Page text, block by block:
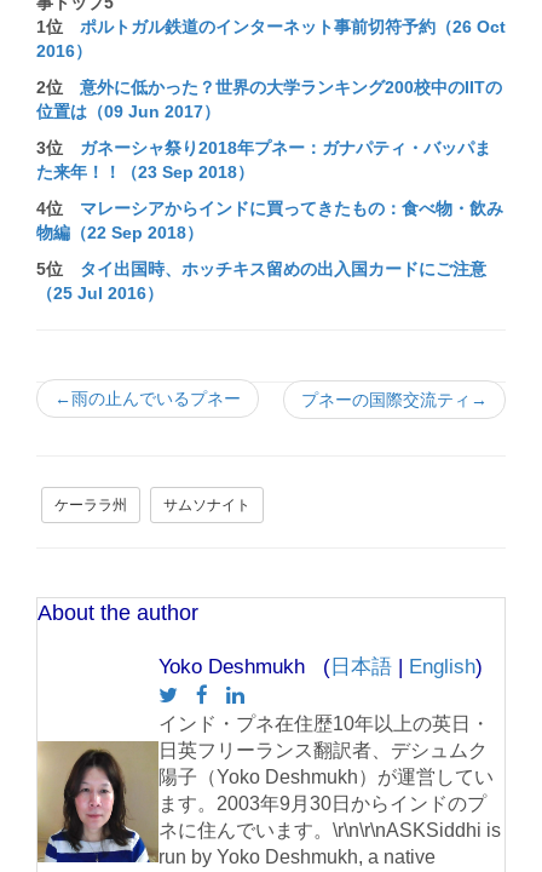
1位 ポルトガル鉄道のインターネット事前切符予約（26 Oct
2016）
2位 意外に低かった？世界の大学ランキング200校中のIITの
位置は（09 Jun 2017）
3位 ガネーシャ祭り2018年プネー：ガナパティ・バッパま
た来年！！（23 Sep 2018）
4位 マレーシアからインドに買ってきたもの：食べ物・飲み
物編（22 Sep 2018）
5位 タイ出国時、ホッチキス留めの出入国カードにご注意
（25 Jul 2016）
←雨の止んでいるプネー プネーの国際交流ティ→
ケーララ州 サムソナイト
About the author
Yoko Deshmukh ( 日本語 | English)
インド・プネ在住歴10年以上の英日・
日英フリーランス翻訳者、デシュムク
陽子（Yoko Deshmukh）が運営してい
ます。2003年9月30日からインドのプ
ネに住んでいます。\r\n\r\nASKSiddhi is
run by Yoko Deshmukh, a native